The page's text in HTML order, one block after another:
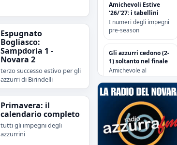
Espugnato
Bogliasco:
Sampdoria 1 -
Novara 2
terzo successo estivo per gli
azzurri di Birindelli
Primavera: il
calendario completo
tutti gli impegni degli
azzurrini
Amichevoli Estive
'26/'27: i tabellini
I numeri degli impegni
pre-season
Gli azzurri cedono (2-
1) soltanto nel finale
Amichevole al
“Sannazzari” di Chiavari
tra Entella e Novara
Risoluzione
contrattuale con
Attanasio e Camolese